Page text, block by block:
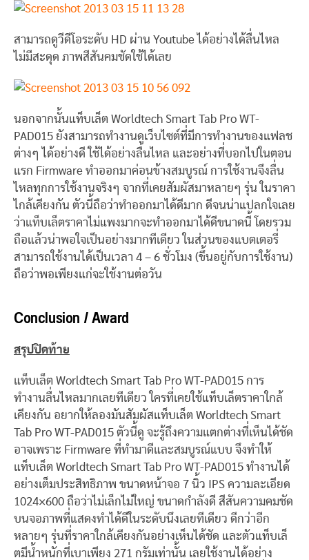
สามารถดูวีดีโอระดับ HD ผ่าน Youtube ได้อย่างได้ลื่นไหล
ไม่มีสะดุด ภาพสีสันคมชัดใช้ได้เลย
นอกจากนั้นแท็บเล็ต Worldtech Smart Tab Pro WT-
PAD015 ยังสามารถทำงานดูเว็บไซต์ที่มีการทำงานของแฟลช
ต่างๆ ได้อย่างดี ใช้ได้อย่างลื่นไหล และอย่างที่บอกไปในตอน
แรก Firmware ทำออกมาค่อนข้างสมบูรณ์ การใช้งานจึงลื่น
ไหลทุกการใช้งานจริงๆ จากที่เคยสัมผัสมาหลายๆ รุ่น ในราคา
ไกล้เคียงกัน ตัวนี้ถือว่าทำออกมาได้ดีมาก ดีจนน่าแปลกใจเลย
ว่าแท็บเล็ตราคาไม่แพงมากจะทำออกมาได้ดีขนาดนี้ โดยรวม
ถือแล้วน่าพอใจเป็นอย่างมากทีเดียว ในส่วนของแบตเตอรี่
สามารถใช้งานได้เป็นเวลา 4 – 6 ชั่วโมง (ขึ้นอยู่กับการใช้งาน)
ถือว่าพอเพียงแก่จะใช้งานต่อวัน
Conclusion / Award
สรุปปิดท้าย
แท็บเล็ต Worldtech Smart Tab Pro WT-PAD015 การ
ทำงานลื่นไหลมากเลยทีเดียว ใครที่เคยใช้แท็บเล็ตราคาใกล้
เคียงกัน อยากให้ลองมันสัมผัสแท็บเล็ต Worldtech Smart
Tab Pro WT-PAD015 ตัวนี้ดู จะรู้ถึงความแตกต่างที่เห็นได้ชัด
อาจเพราะ Firmware ที่ทำมาดีและสมบูรณ์แบบ จึงทำให้
แท็บเล็ต Worldtech Smart Tab Pro WT-PAD015 ทำงานได้
อย่างเต็มประสิทธิภาพ ขนาดหน้าจอ 7 นิ้ว IPS ความละเอียด
1024×600 ถือว่าไม่เล็กไม่ใหญ่ ขนาดกำลังดี สีสันความคมชัด
บนจอภาพที่แสดงทำได้ดีในระดับนึงเลยทีเดียว ดีกว่าอีก
หลายๆ รุ่นที่ราคาใกล้เคียงกันอย่างเห็นได้ชัด และตัวแท็บเล็
ตมีน้ำหนักที่เบาเพียง 271 กรัมเท่านั้น เลยใช้งานได้อย่าง